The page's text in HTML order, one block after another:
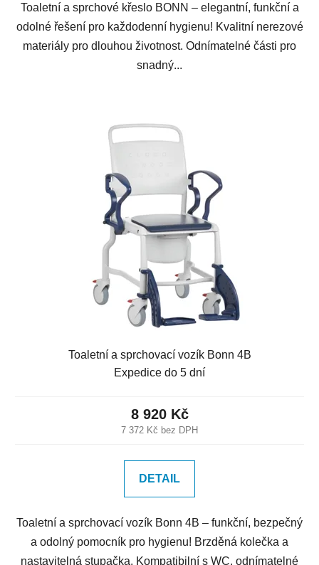
Toaletní a sprchové křeslo BONN – elegantní, funkční a
odolné řešení pro každodenní hygienu! Kvalitní nerezové
materiály pro dlouhou životnost. Odnímatelné části pro
snadný...
Toaletní a sprchovací vozík Bonn 4B
Expedice do 5 dní
7 372 Kč bez DPH
8 920 Kč
DETAIL
Toaletní a sprchovací vozík Bonn 4B – funkční, bezpečný
a odolný pomocník pro hygienu! Brzděná kolečka a
nastavitelná stupačka. Kompatibilní s WC, odnímatelné